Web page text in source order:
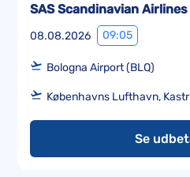
08.08.2026 09:05
SAS Scandinavian
Bologna Airport (BLQ)
Københavns Lufthavn,
Se